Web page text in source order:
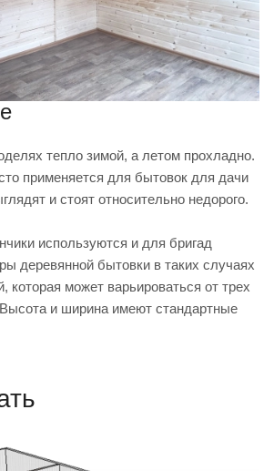
тепло зимой, а летом прохладно.
применяется для бытовок для дачи
и стоят относительно недорого.
используются и для бригад
деревянной бытовки в таких случаях
которая может варьироваться от трех
и ширина имеют стандартные